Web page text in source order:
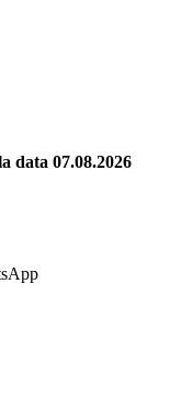
data 07.08.2026